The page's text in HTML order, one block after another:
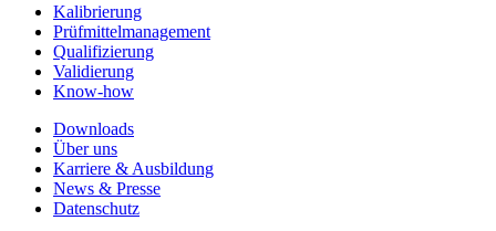
Kalibrierung
Prüfmittelmanagement
Qualifizierung
Validierung
Know-how
Downloads
Über uns
Karriere & Ausbildung
News & Presse
Datenschutz